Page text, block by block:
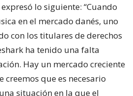
lo siguiente: “Cuando
en el mercado danés, uno
con los titulares de derechos
ha tenido una falta
Hay un mercado creciente
creemos que es necesario
situación en la que el